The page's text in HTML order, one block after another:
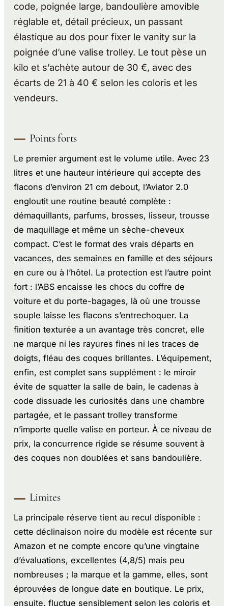
code, poignée large, bandoulière amovible
réglable et, détail précieux, un passant
élastique au dos pour fixer le vanity sur la
poignée d’une valise trolley. Le tout pèse un
kilo et s’achète autour de 30 €, avec des
écarts de 21 à 40 € selon les coloris et les
vendeurs.
Points forts
Le premier argument est le volume utile. Avec 23
litres et une hauteur intérieure qui accepte des
flacons d’environ 21 cm debout, l’Aviator 2.0
engloutit une routine beauté complète :
démaquillants, parfums, brosses, lisseur, trousse
de maquillage et même un sèche-cheveux
compact. C’est le format des vrais départs en
vacances, des semaines en famille et des séjours
en cure ou à l’hôtel. La protection est l’autre point
fort : l’ABS encaisse les chocs du coffre de
voiture et du porte-bagages, là où une trousse
souple laisse les flacons s’entrechoquer. La
finition texturée a un avantage très concret, elle
ne marque ni les rayures fines ni les traces de
doigts, fléau des coques brillantes. L’équipement,
enfin, est complet sans supplément : le miroir
évite de squatter la salle de bain, le cadenas à
code dissuade les curiosités dans une chambre
partagée, et le passant trolley transforme
n’importe quelle valise en porteur. À ce niveau de
prix, la concurrence rigide se résume souvent à
des coques non doublées et sans bandoulière.
Limites
La principale réserve tient au recul disponible :
cette déclinaison noire du modèle est récente sur
Amazon et ne compte encore qu’une vingtaine
d’évaluations, excellentes (4,8/5) mais peu
nombreuses ; la marque et la gamme, elles, sont
éprouvées de longue date en boutique. Le prix,
ensuite, fluctue sensiblement selon les coloris et